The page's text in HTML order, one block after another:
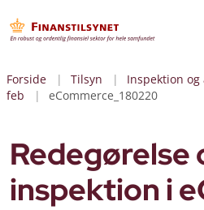
Forside Tilsyn Inspektion
feb
eCommerce_180220
Redegørelse
inspektion i